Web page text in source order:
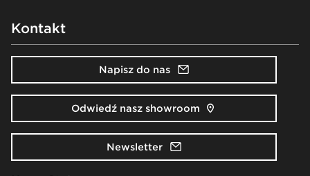
Kontakt
Napisz do nas
Odwiedź nasz showroom
Newsletter